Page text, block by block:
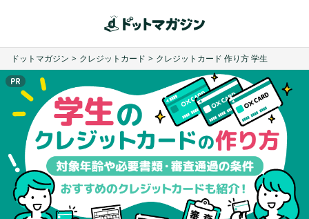
ドットマガジン > クレジットカード > クレジットカード 作り方 学生